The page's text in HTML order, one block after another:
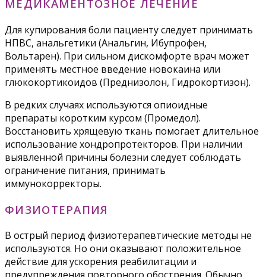
МЕДИКАМЕНТОЗНОЕ ЛЕЧЕНИЕ
Для купирования боли пациенту следует принимать
НПВС, анальгетики (Анальгин, Ибупрофен,
Вольтарен). При сильном дискомфорте врач может
применять местное введение новокаина или
глюкокортикоидов (Преднизолон, Гидрокортизон).
В редких случаях используются опиоидные
препараты коротким курсом (Промедол).
Восстановить хрящевую ткань помогает длительное
использование хондропротекторов. При наличии
выявленной причины болезни следует соблюдать
ограничение питания, принимать
иммунокорректоры.
ФИЗИОТЕРАПИЯ
В острый период физиотерапевтические методы не
используются. Но они оказывают положительное
действие для ускорения реабилитации и